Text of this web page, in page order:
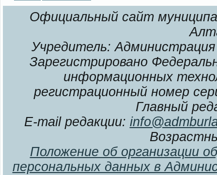
Официальный сайт
Учредитель: Администрация
Зарегистрировано
информационных
регистрационный номер
Главный
E-mail редакции:
Положение об организации
персональных данных в